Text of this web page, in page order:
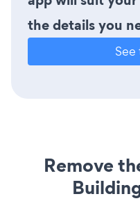
the details you
Remove